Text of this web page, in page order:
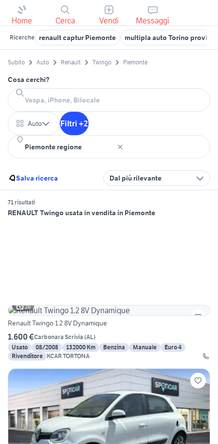
Home Cerca Vendi Messaggi
Ricerche renault captur Piemonte multipla auto Torino
Subito Auto Renault Twingo Piemonte
Cosa cerchi?
Auto Filtri +2
Salva ricerca Dal più rilevante
71 risultati
RENAULT Twingo usata in vendita in Piemonte
19
Renault Twingo 1.2 8V Dynamique
1.600 €Carbonara Scrivia (AL)
Usato
08/2008 132000 Km Benzina Manuale
Euro 4
Rivenditore KCAR TORTONA